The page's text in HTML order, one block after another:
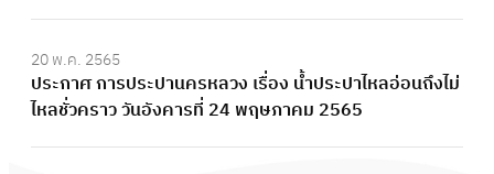
20 พ.ค. 2565
ประกาศ การประปานครหลวง เรื่อง น้ำประปาไหลอ่อนถึงไม่
ไหลชั่วคราว วันอังคารที่ 24 พฤษภาคม 2565